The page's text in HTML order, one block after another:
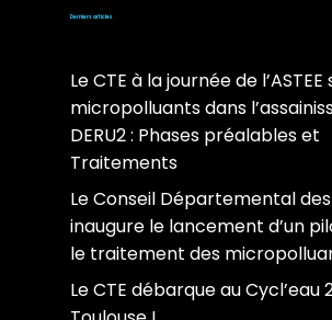
Derniers articles
Le CTE à la journée de l’ASTEE
micropolluants dans
DERU2 : Phases préalables et
Traitements
Le Conseil Départemental
inaugure le lancement d’un
le traitement des
Le CTE débarque au Cycl’eau